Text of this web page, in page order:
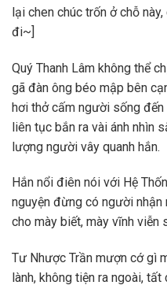
lại chen chúc trốn ở chỗ
đi~]
Quý Thanh Lâm không thể
gã đàn ông béo mập bên
hơi thở cấm người sống
liên tục bắn ra vài ánh nhìn
lượng người vây quanh hắn.
Hắn nổi điên nói với Hệ
nguyện đừng có người
cho mày biết, mày vĩnh viễn
Tư Nhược Trần mượn cớ gì
lành, không tiện ra ngoài,